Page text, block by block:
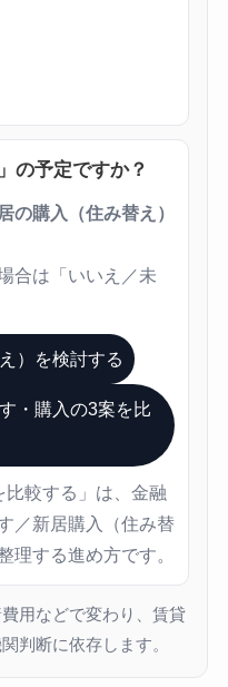
の予定ですか？
の購入（住み替え）
合は「いいえ／未
）を検討する
・購入の3案を比
比較する」は、金融
／新居購入（住み替
理する進め方です。
用などで変わり、賃貸
判断に依存します。